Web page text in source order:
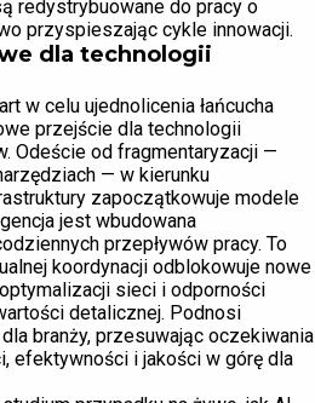
redystrybuowane do pracy o
przyspieszając cykle innowacji.
dla technologii
w celu ujednolicenia łańcucha
przejście dla technologii
Odeście od fragmentaryzacji —
— w kierunku
zapoczątkowuje modele
jest wbudowana
przepływów pracy. To
koordynacji odblokowuje nowe
sieci i odporności
detalicznej. Podnosi
branży, przesuwając oczekiwania
efektywności i jakości w górę dla